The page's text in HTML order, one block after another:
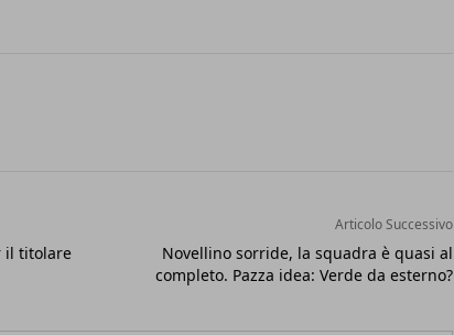
il titolare
Articolo Successivo
Novellino sorride, la squadra è quasi al
completo. Pazza idea: Verde da esterno?